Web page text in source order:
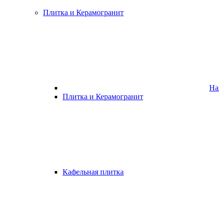
Плитка и Керамогранит
Плитка и Керамогранит
Кафельная плитка